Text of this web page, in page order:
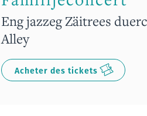
Eng jazzeg Zäitrees
Alley
Acheter des tickets